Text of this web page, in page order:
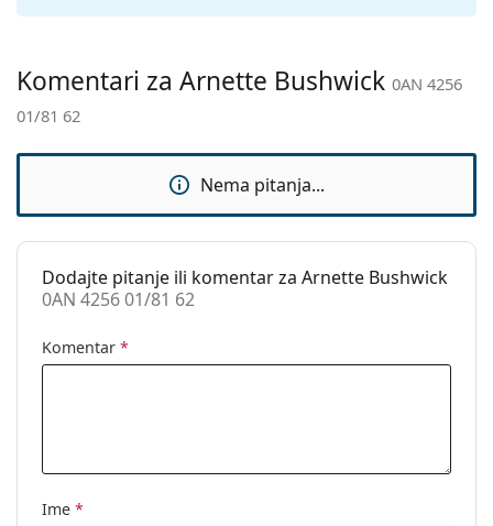
Kategorija:
Sunčane naočale
Upotreba:
Sport
sport:
0AN 4256 01/81 62
Komentari za Arnette Bushwick 0AN 4256
01/81 62
Nema pitanja...
Dodajte pitanje ili komentar za Arnette Bushwick
0AN 4256 01/81 62
Komentar *
Ime *